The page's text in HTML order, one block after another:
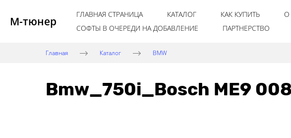
М-тюнер ГЛАВНАЯ СТРАНИЦА КАТАЛОГ КАК КУПИТЬ О
СОФТЫ В ОЧЕРЕДИ НА ДОБАВЛЕНИЕ
ПАРТНЕРСТВО
Главная Каталог BMW
Bmw_750i_Bosch ME9